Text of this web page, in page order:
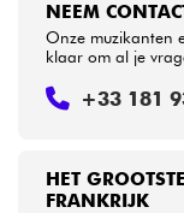
HET
FRANKRIJK
NEEM
Onze muzikanten
klaar om al je
+33 181